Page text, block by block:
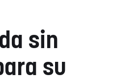
sin
su